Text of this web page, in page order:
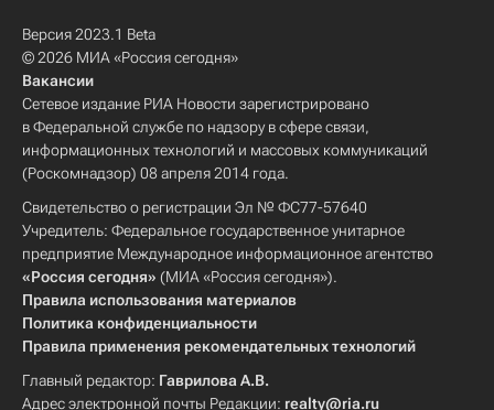
Версия 2023.1 Beta
© 2026 МИА «Россия сегодня»
Вакансии
Сетевое издание РИА Новости зарегистрировано
в Федеральной службе по надзору в сфере связи,
информационных технологий и массовых коммуникаций
(Роскомнадзор) 08 апреля 2014 года.
Свидетельство о регистрации Эл № ФС77-57640
Учредитель: Федеральное государственное унитарное
предприятие Международное информационное агентство
«Россия сегодня» (МИА «Россия сегодня»).
Правила использования материалов
Политика конфиденциальности
Правила применения рекомендательных технологий
Главный редактор: Гаврилова А.В.
Адрес электронной почты Редакции: realty@ria.ru